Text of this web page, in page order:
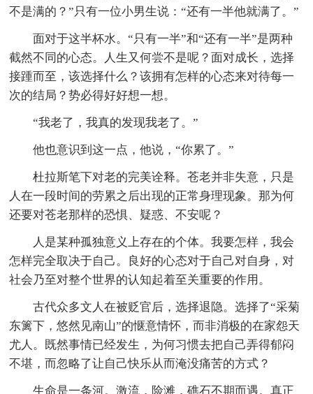
不是满的？”只有一位小男生说：“还有一半他就满了。”
面对于这半杯水。“只有一半”和“还有一半”是两种
截然不同的心态。人生又何尝不是呢？面对成长，选择
接踵而至，该选择什么？该拥有怎样的心态来对待每一
次的结局？势必得好好想一想。
“我老了，我真的发现我老了。”
他也意识到这一点，他说，“你累了。”
杜拉斯笔下对老的完美诠释。苍老并非失意，只是
人在一段时间的劳累之后出现的正常身理现象。那为何
还要对苍老那样的恐惧、疑惑、不安呢？
人是某种孤独意义上存在的个体。我要怎样，我会
怎样完全取决于自己。良好的心态对于自己对自身，对
社会乃至对整个世界的认知起着至关重要的作用。
古代众多文人在被贬官后，选择退隐。选择了“采菊
东篱下，悠然见南山”的惬意情怀，而非消极的在家怨天
尤人。既然事情已经发生，为何习惯去把自己弄得郁闷
不堪，而忽略了让自己快乐从而淹没痛苦的方式？
生命是一条河。激流，险滩，礁石不期而遇。真正